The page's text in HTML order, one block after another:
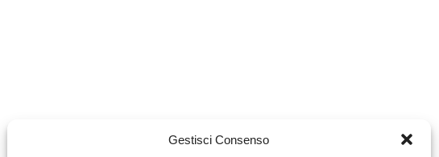
Gestisci Consenso